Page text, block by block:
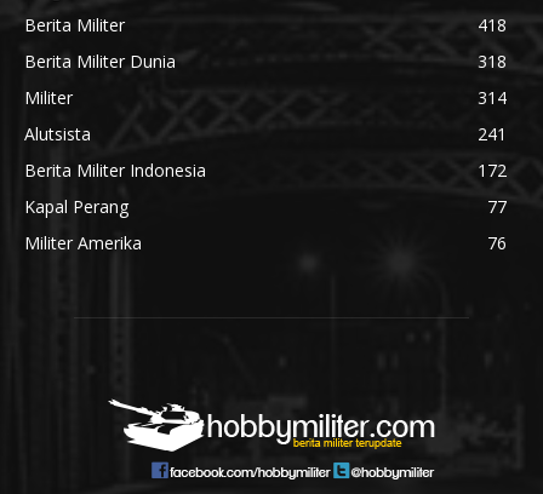
Berita Militer
418
Berita Militer Dunia
318
Militer
314
Alutsista
241
Berita Militer Indonesia
172
Kapal Perang
77
Militer Amerika
76